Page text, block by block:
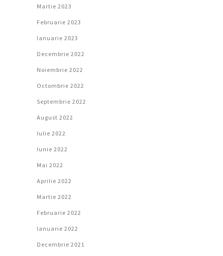
Martie 2023
Februarie 2023
Ianuarie 2023
Decembrie 2022
Noiembrie 2022
Octombrie 2022
Septembrie 2022
August 2022
Iulie 2022
Iunie 2022
Mai 2022
Aprilie 2022
Martie 2022
Februarie 2022
Ianuarie 2022
Decembrie 2021